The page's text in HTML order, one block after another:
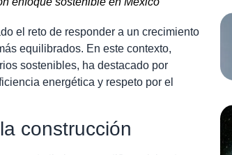
el reto de responder a un crecimiento
equilibrados. En este contexto,
sostenibles, ha destacado por
energética y respeto por el
construcción